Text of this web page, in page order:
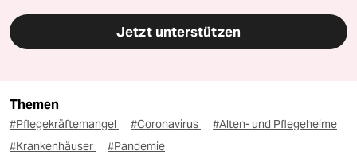
Jetzt unterstützen
Themen
#Pflegekräftemangel #Coronavirus
#Alten- und Pflegeheime
#Krankenhäuser
#Pandemie